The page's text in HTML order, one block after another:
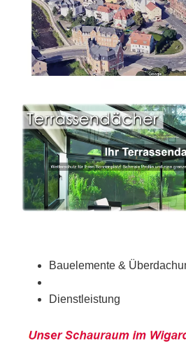
Bauelemente &
Dienstleistung